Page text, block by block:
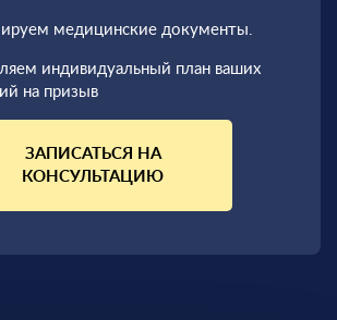
медицинские документы.
индивидуальный план ваших
на призыв
ЗАПИСАТЬСЯ НА
КОНСУЛЬТАЦИЮ